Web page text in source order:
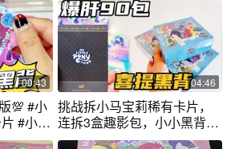
00:43
💯 #小
#小马
片
04:46
挑战拆小马宝莉稀有卡片，
连拆3盒趣影包，小小黑背易
如反掌